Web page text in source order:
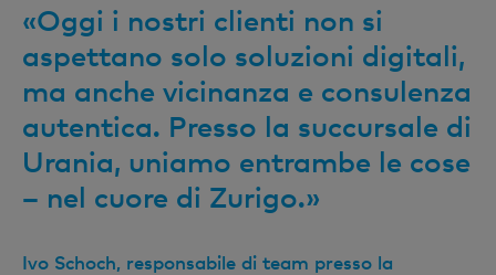
«Oggi i nostri clienti non si
aspettano solo soluzioni digitali,
ma anche vicinanza e consulenza
autentica. Presso la succursale di
Urania, uniamo entrambe le cose
– nel cuore di Zurigo.»
Ivo Schoch, responsabile di team presso la